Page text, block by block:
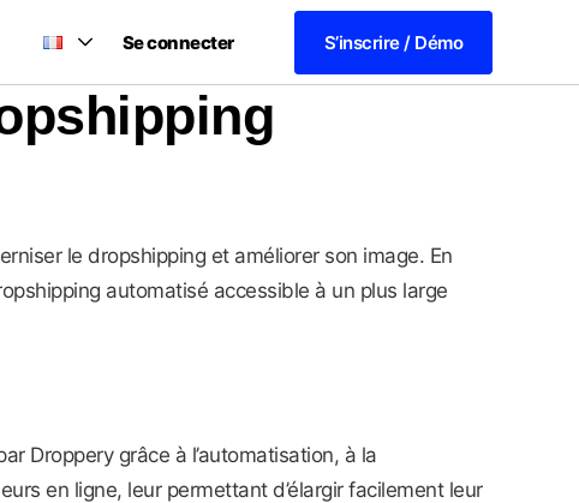
Se connecter S’inscrire / Démo
le dropshipping et améliorer son image. En
automatisé accessible à un plus large
Droppery grâce à l’automatisation, à la
en ligne, leur permettant d’élargir facilement leur